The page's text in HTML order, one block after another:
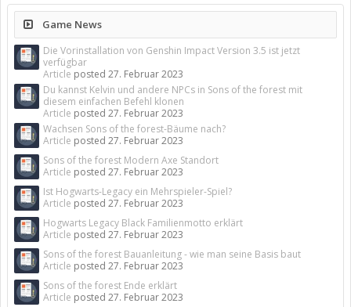
Game News
Die Vorinstallation von Genshin Impact Version 3.5 ist jetzt
verfügbar
Article posted 27. Februar 2023
Du kannst Kelvin und andere NPCs in Sons of the forest mit
diesem einfachen Befehl klonen
Article posted 27. Februar 2023
Wachsen Sons of the forest-Bäume nach?
Article posted 27. Februar 2023
Sons of the forest Modern Axe Standort
Article posted 27. Februar 2023
Ist Hogwarts-Legacy ein Mehrspieler-Spiel?
Article posted 27. Februar 2023
Hogwarts Legacy Black Familienmotto erklärt
Article posted 27. Februar 2023
Sons of the forest Bauanleitung - wie man seine Basis baut
Article posted 27. Februar 2023
Sons of the forest Ende erklärt
Article posted 27. Februar 2023